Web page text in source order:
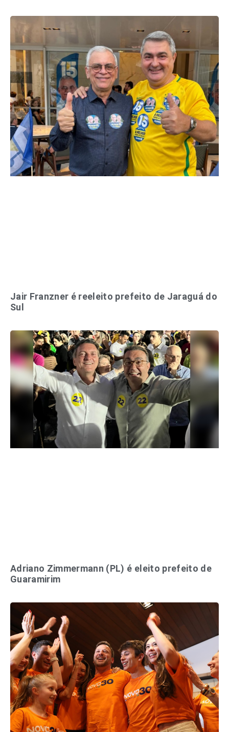
Jair Franzner é reeleito prefeito de Jaraguá do
Sul
Adriano Zimmermann (PL) é eleito prefeito de
Guaramirim